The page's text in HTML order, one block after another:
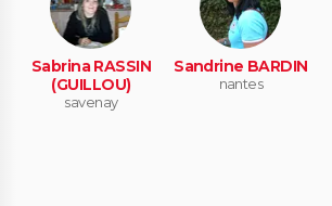
Sabrina RASSIN
(GUILLOU)
savenay
Sandrine BARDIN
nantes